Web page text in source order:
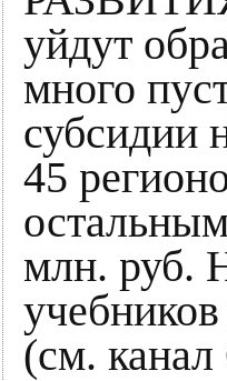
уйдут
много
субсидии
45
млн. руб.
(см.